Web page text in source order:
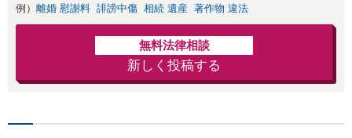
例） 離婚 慰謝料 誹謗中傷 相続 遺産 著作物 違法
無料法律相談
新しく投稿する